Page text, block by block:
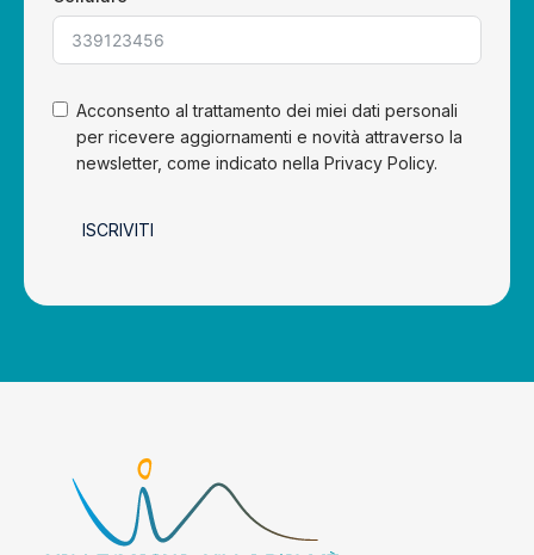
Acconsento al trattamento dei miei dati personali
per ricevere aggiornamenti e novità attraverso la
newsletter, come indicato nella Privacy Policy.
ISCRIVITI